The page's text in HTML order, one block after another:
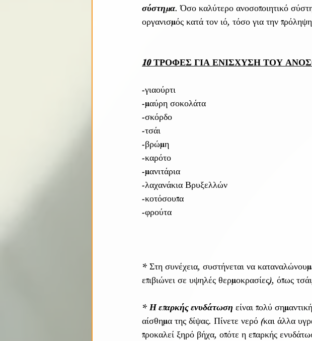
σύστημα. Όσο καλύτερο ανοσοποιητικό
οργανισμός κατά τον ιό, τόσο για την
10 ΤΡΟΦΕΣ ΓΙΑ ΕΝΙΣΧΥΣΗ ΤΟΥ
-γιαούρτι
-μαύρη σοκολάτα
-σκόρδο
-τσάι
-βρώμη
-καρότο
-μανιτάρια
-λαχανάκια Βρυξελλών
-κοτόσουπα
-φρούτα
* Στη συνέχεια, συστήνεται να
επιβιώνει σε υψηλές θερμοκρασίες), όπως
* Η επαρκής ενυδάτωση είναι πολύ
αίσθημα της δίψας. Πίνετε νερό (και άλλα
προκαλεί ξηρό βήχα, οπότε η επαρκής